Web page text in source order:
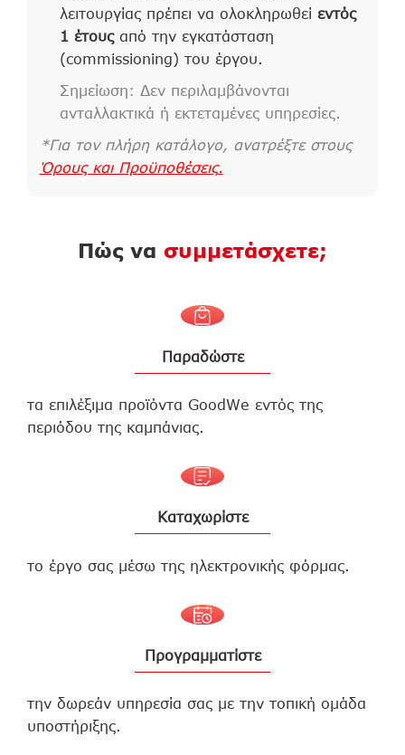
λειτουργίας πρέπει να ολοκληρωθεί εντός
1 έτουςαπό την εγκατάσταση
(commissioning) του έργου.
Σημείωση: Δεν περιλαμβάνονται
ανταλλακτικά ή εκτεταμένες υπηρεσίες.
*Για τον πλήρη κατάλογο, ανατρέξτε στους
Όρους και Προϋποθέσεις.
Πώς να συμμετάσχετε;
Παραδώστε
τα επιλέξιμα προϊόντα GoodWe εντός της
περιόδου της καμπάνιας.
Καταχωρίστε
το έργο σας μέσω της ηλεκτρονικής φόρμας.
Προγραμματίστε
την δωρεάν υπηρεσία σας με την τοπική ομάδα
υποστήριξης.